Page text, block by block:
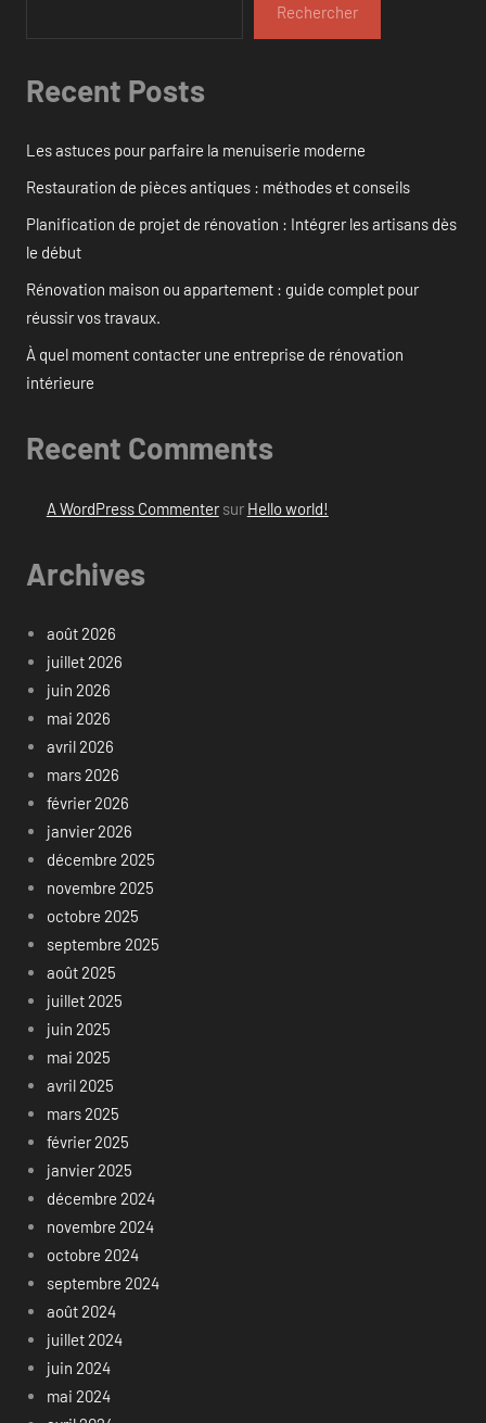
Rechercher
Recent Posts
Les astuces pour parfaire la menuiserie moderne
Restauration de pièces antiques : méthodes et conseils
Planification de projet de rénovation : Intégrer les artisans dès
le début
Rénovation maison ou appartement : guide complet pour
réussir vos travaux.
À quel moment contacter une entreprise de rénovation
intérieure
Recent Comments
A WordPress Commentersur Hello world!
Archives
août 2026
juillet 2026
juin 2026
mai 2026
avril 2026
mars 2026
février 2026
janvier 2026
décembre 2025
novembre 2025
octobre 2025
septembre 2025
août 2025
juillet 2025
juin 2025
mai 2025
avril 2025
mars 2025
février 2025
janvier 2025
décembre 2024
novembre 2024
octobre 2024
septembre 2024
août 2024
juillet 2024
juin 2024
mai 2024